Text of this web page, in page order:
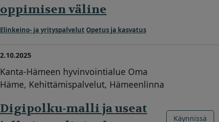
oppimisen väline
Elinkeino- ja yrityspalvelut Opetus ja kasvatus
2.10.2025
Kanta-Hämeen hyvinvointialue Oma
Häme, Kehittämispalvelut, Hämeenlinna
Digipolku-malli ja useat
Käynnissä